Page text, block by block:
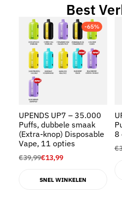
Best
-65%
UPENDS UP7 – 35.000
Puffs, dubbele smaak
(Extra-knop) Disposable
Vape, 11 opties
€39,99€13,99
SNEL WINKELEN
8
€